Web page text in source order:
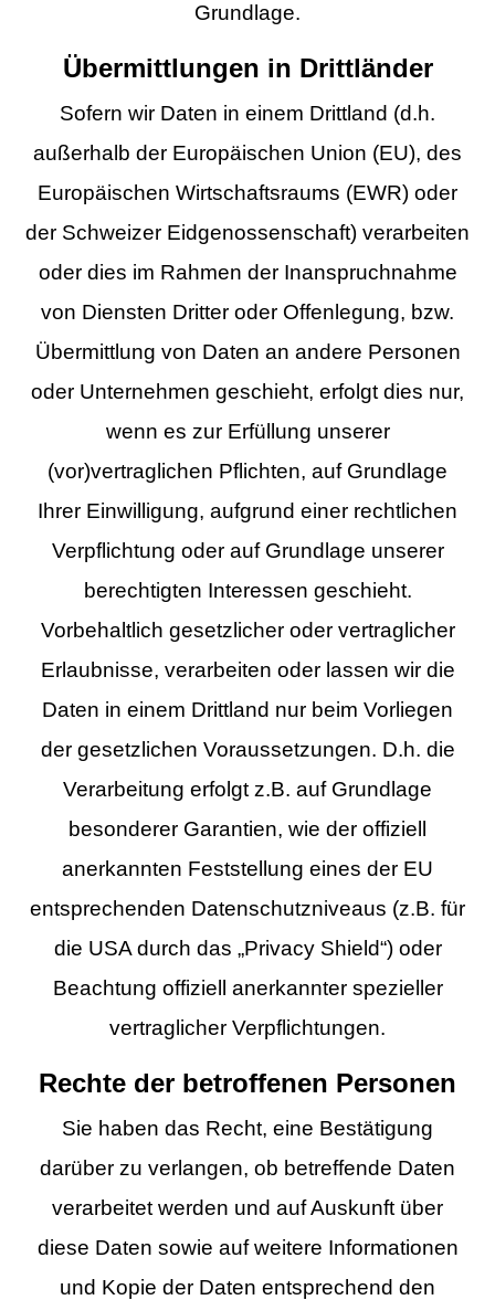
Grundlage.
Übermittlungen in Drittländer
Sofern wir Daten in einem Drittland (d.h.
außerhalb der Europäischen Union (EU), des
Europäischen Wirtschaftsraums (EWR) oder
der Schweizer Eidgenossenschaft) verarbeiten
oder dies im Rahmen der Inanspruchnahme
von Diensten Dritter oder Offenlegung, bzw.
Übermittlung von Daten an andere Personen
oder Unternehmen geschieht, erfolgt dies nur,
wenn es zur Erfüllung unserer
(vor)vertraglichen Pflichten, auf Grundlage
Ihrer Einwilligung, aufgrund einer rechtlichen
Verpflichtung oder auf Grundlage unserer
berechtigten Interessen geschieht.
Vorbehaltlich gesetzlicher oder vertraglicher
Erlaubnisse, verarbeiten oder lassen wir die
Daten in einem Drittland nur beim Vorliegen
der gesetzlichen Voraussetzungen. D.h. die
Verarbeitung erfolgt z.B. auf Grundlage
besonderer Garantien, wie der offiziell
anerkannten Feststellung eines der EU
entsprechenden Datenschutzniveaus (z.B. für
die USA durch das „Privacy Shield“) oder
Beachtung offiziell anerkannter spezieller
vertraglicher Verpflichtungen.
Rechte der betroffenen Personen
Sie haben das Recht, eine Bestätigung
darüber zu verlangen, ob betreffende Daten
verarbeitet werden und auf Auskunft über
diese Daten sowie auf weitere Informationen
und Kopie der Daten entsprechend den